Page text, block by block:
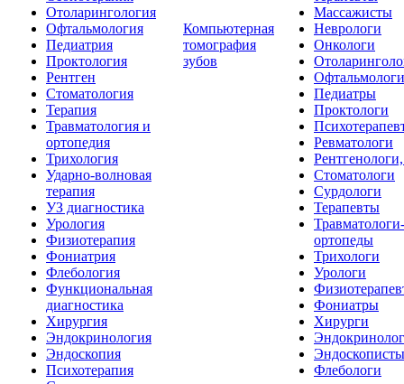
Отоларингология
Офтальмология
Педиатрия
Проктология
Рентген
Стоматология
Терапия
Травматология и
ортопедия
Трихология
Ударно-волновая
терапия
УЗ диагностика
Урология
Физиотерапия
Фониатрия
Флебология
Функциональная
диагностика
Хирургия
Эндокринология
Эндоскопия
Психотерапия
Компьютерная
томография
зубов
Массажисты
Неврологи
Онкологи
Офтальмологи
Педиатры
Проктологи
Ревматологи
Стоматологи
Сурдологи
Терапевты
Травматологи-
ортопеды
Трихологи
Урологи
Фониатры
Хирурги
Эндоскописты
Флебологи